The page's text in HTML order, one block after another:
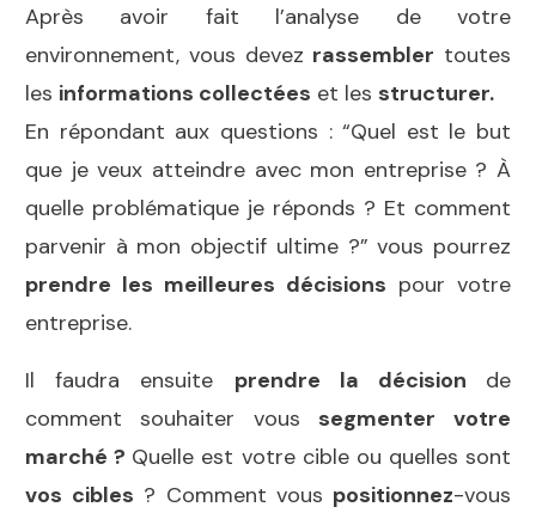
Après avoir fait l’analyse de votre
environnement, vous devez rassembler toutes
les informations collectées et les structurer.
En répondant aux questions : “Quel est le but
que je veux atteindre avec mon entreprise ? À
quelle problématique je réponds ? Et comment
parvenir à mon objectif ultime ?” vous pourrez
prendre les meilleures décisions pour votre
entreprise.
Il faudra ensuite prendre la décision de
comment souhaiter vous segmenter
votre
marché ? Quelle est votre cible ou quelles sont
vos cibles ? Comment vous positionnez-vous